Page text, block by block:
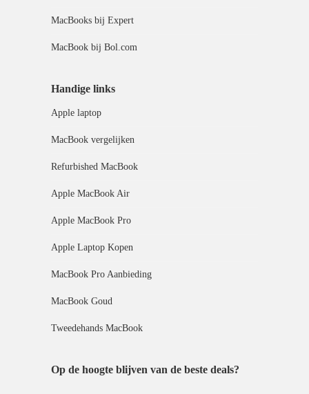
MacBooks bij Expert
MacBook bij Bol.com
Handige links
Apple laptop
MacBook vergelijken
Refurbished MacBook
Apple MacBook Air
Apple MacBook Pro
Apple Laptop Kopen
MacBook Pro Aanbieding
MacBook Goud
Tweedehands MacBook
Op de hoogte blijven van de beste deals?